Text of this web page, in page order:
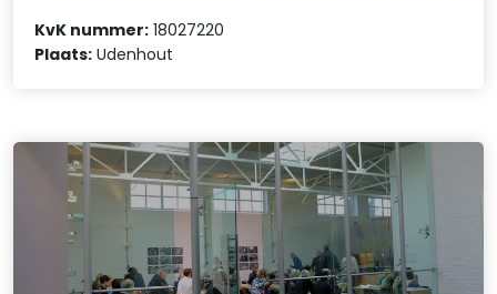
KvK nummer: 18027220
Plaats: Udenhout